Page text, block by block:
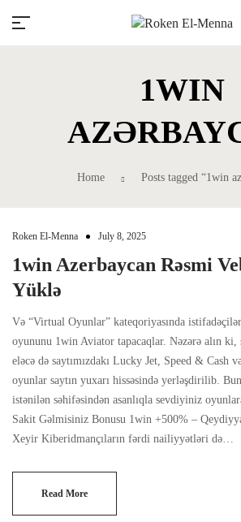
visit Envato to buy and
learn creative skills or
freelancers. With an
marketplace paired with
creatives like you get
About Envato
1WIN
Home Posts tagged “1win
Roken El-Menna July 8, 2025
1win Azerbaycan Rəsmi
Yüklə
Və “Virtual Oyunlar” kateqoriyasında
oyununu 1win Aviator tapacaqlar. Nəzərə alın
eləcə də saytımızdakı Lucky Jet, Speed ​​​​& Cash
oyunlar saytın yuxarı hissəsində yerləşdirilib.
istənilən səhifəsindən asanlıqla sevdiyiniz
Sakit Gəlmisiniz Bonusu 1win +500% –
Xeyir Kiberidmançıların fərdi nailiyyətləri də…
Read More